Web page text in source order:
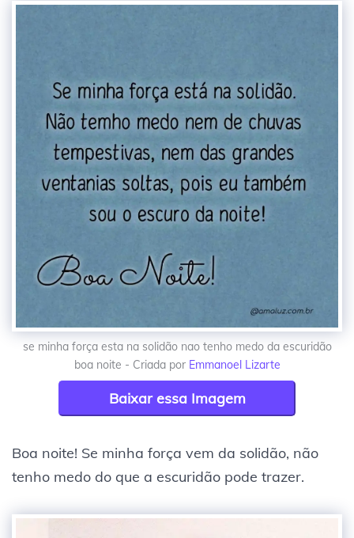
se minha força esta na solidão nao tenho medo da escuridão
boa noite - Criada por Emmanoel Lizarte
Baixar essa Imagem
Boa noite! Se minha força vem da solidão, não
tenho medo do que a escuridão pode trazer.